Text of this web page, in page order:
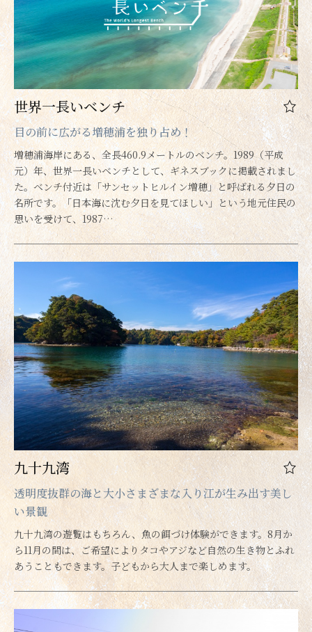
世界一長いベンチ
目の前に広がる増穂浦を独り占め！
増穂浦海岸にある、全長460.9メートルのベンチ。1989（平成
元）年、世界一長いベンチとして、ギネスブックに掲載されまし
た。ベンチ付近は「サンセットヒルイン増穂」と呼ばれる夕日の
名所です。「日本海に沈む夕日を見てほしい」という地元住民の
思いを受けて、1987…
九十九湾
透明度抜群の海と大小さまざまな入り江が生み出す美し
い景観
九十九湾の遊覧はもちろん、魚の餌づけ体験ができます。8月か
ら11月の間は、ご希望によりタコやアジなど自然の生き物とふれ
あうこともできます。子どもから大人まで楽しめます。